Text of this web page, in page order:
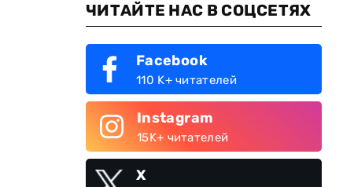
ЧИТАЙТЕ НАС В СОЦСЕТЯХ
Facebook
110 K+ читателей
Instagram
15K+ читателей
X